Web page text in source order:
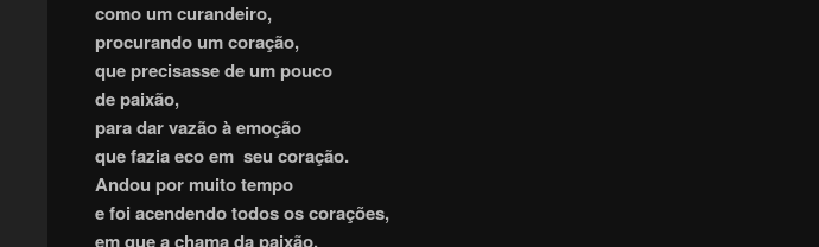
como um curandeiro,
procurando um coração,
que precisasse de um pouco
de paixão,
para dar vazão à emoção
que fazia eco em seu coração.
Andou por muito tempo
e foi acendendo todos os corações,
em que a chama da paixão,